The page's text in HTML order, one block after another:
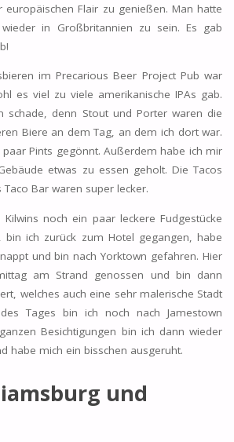
europäischen Flair zu genießen. Man hatte
in Großbritannien zu sein. Es gab
im Precarious Beer Project Pub war
es viel zu viele amerikanische IPAs gab.
schade, denn Stout und Porter waren die
Biere an dem Tag, an dem ich dort war.
Pints gegönnt. Außerdem habe ich mir
etwas zu essen geholt. Die Tacos
Taco Bar waren super lecker.
noch ein paar leckere Fudgestücke
ich zurück zum Hotel gegangen, habe
und bin nach Yorktown gefahren. Hier
am Strand genossen und bin dann
welches auch eine sehr malerische Stadt
Tages bin ich noch nach Jamestown
Besichtigungen bin ich dann wieder
habe mich ein bisschen ausgeruht.
und